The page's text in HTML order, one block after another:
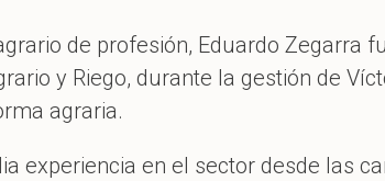
de profesión, Eduardo Zegarra
y Riego, durante la gestión de
agraria.
experiencia en el sector desde las